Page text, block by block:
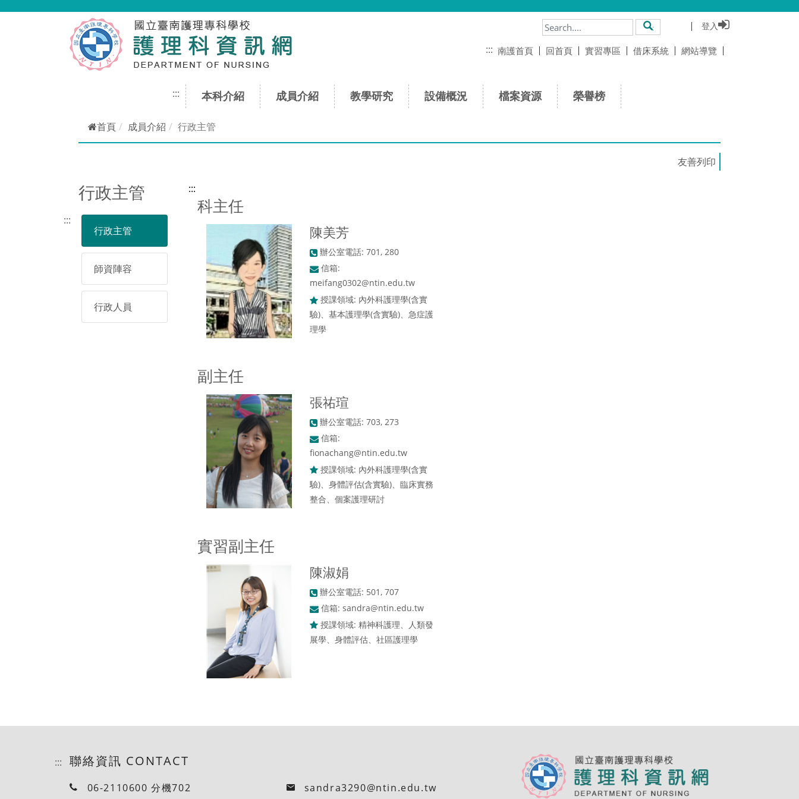
搜尋
登入
::: 南護首頁 回首頁 實習專區 借床系統 網站導覽
::: 本科介紹 成員介紹 教學研究 設備概況 檔案資源 榮譽榜
首頁 成員介紹 行政主管
行政主管
:::
行政主管
師資陣容
行政人員
:::
科主任
陳美芳
辦公室電話: 701, 280
信箱:
meifang0302@ntin.edu.tw
授課領域: 內外科護理學(含實
驗)、基本護理學(含實驗)、急症護
理學
副主任
張祐瑄
辦公室電話: 703, 273
信箱:
fionachang@ntin.edu.tw
授課領域: 內外科護理學(含實
驗)、身體評估(含實驗)、臨床實務
整合、個案護理研討
實習副主任
陳淑娟
辦公室電話: 501, 707
信箱: sandra@ntin.edu.tw
授課領域: 精神科護理、人類發
展學、身體評估、社區護理學
::: 聯絡資訊 CONTACT
06-2110600 分機702 sandra3290@ntin.edu.tw